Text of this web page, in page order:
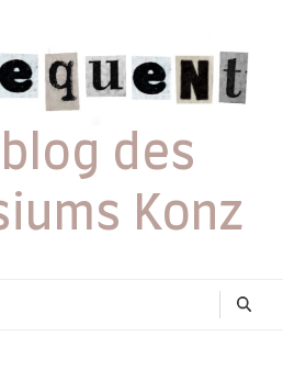
des
Konz